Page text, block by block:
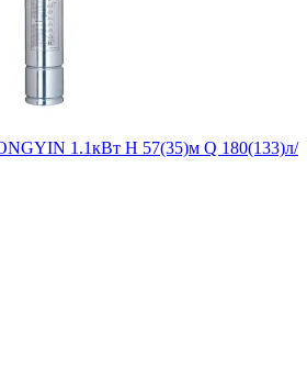
1.1кВт H 57(35)м Q 180(133)л/